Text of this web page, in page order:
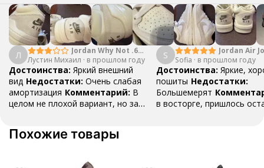
Л
Jordan Why Not .6
"Bright Crimson" PF
Лустин Михаил · в прошлом году
Достоинства: Яркий внешний
вид Недостатки: Очень слабая
амортизация Комментарий: В
целом не плохой вариант, но за
баскетбольных кроссовок
S
Jordan Air
Mid SE
Sofia · в прошлом году
Достоинства: Яркие,
пошиты Недостатки:
Большемерят
в восторге, пришлось
Похожие товары